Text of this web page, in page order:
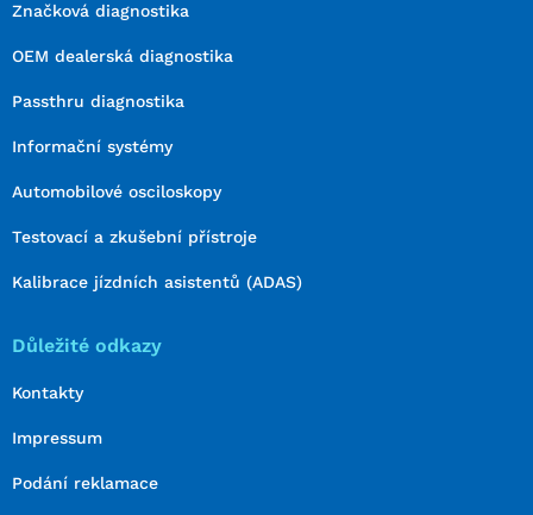
Značková diagnostika
OEM dealerská diagnostika
Passthru diagnostika
Informační systémy
Automobilové osciloskopy
Testovací a zkušební přístroje
Kalibrace jízdních asistentů (ADAS)
Důležité odkazy
Kontakty
Impressum
Podání reklamace